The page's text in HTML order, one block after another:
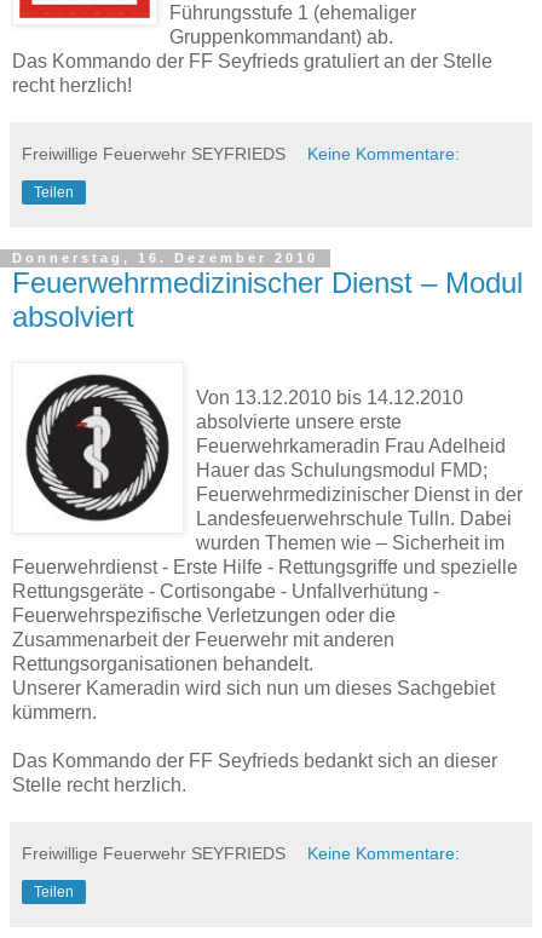
Führungsstufe 1 (ehemaliger
Gruppenkommandant) ab.
Das Kommando der FF Seyfrieds gratuliert an der Stelle
recht herzlich!
Freiwillige Feuerwehr SEYFRIEDS Keine Kommentare:
Teilen
Donnerstag, 16. Dezember 2010
Feuerwehrmedizinischer Dienst – Modul
absolviert
Von 13.12.2010 bis 14.12.2010
absolvierte unsere erste
Feuerwehrkameradin Frau Adelheid
Hauer das Schulungsmodul FMD;
Feuerwehrmedizinischer Dienst in der
Landesfeuerwehrschule Tulln. Dabei
wurden Themen wie – Sicherheit im
Feuerwehrdienst - Erste Hilfe - Rettungsgriffe und spezielle
Rettungsgeräte - Cortisongabe - Unfallverhütung -
Feuerwehrspezifische Verletzungen oder die
Zusammenarbeit der Feuerwehr mit anderen
Rettungsorganisationen behandelt.
Unserer Kameradin wird sich nun um dieses Sachgebiet
kümmern.
Das Kommando der FF Seyfrieds bedankt sich an dieser
Stelle recht herzlich.
Freiwillige Feuerwehr SEYFRIEDS Keine Kommentare:
Teilen